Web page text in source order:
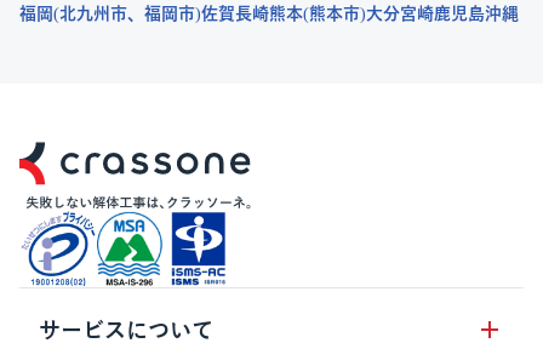
福岡
北九州市 福岡市 佐賀長崎熊本 熊本市 大分宮崎鹿児島沖縄
サービスについて